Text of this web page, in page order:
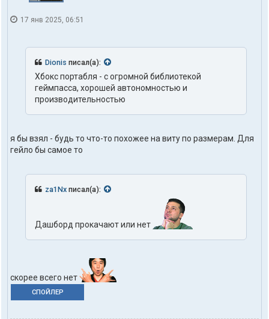
17 янв 2025, 06:51
Dionis писал(а):
Хбокс портабля - с огромной библиотекой
геймпасса, хорошей автономностью и
производительностью
я бы взял - будь то что-то похожее на виту по размерам. Для
гейло бы самое то
za1Nx писал(а):
Дашборд прокачают или нет
скорее всего нет
СПОЙЛЕР